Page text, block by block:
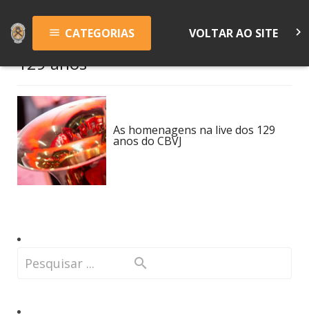
menu CATEGORIAS VOLTAR AO SITE keyboard_arrow_right
129 anos
As homenagens na live dos 129
anos do CBVJ